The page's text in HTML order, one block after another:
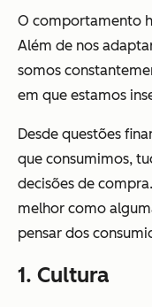
O comportamento
Além de nos
somos
em que estamos
Desde questões
que consumimos,
decisões de
melhor como
pensar dos
1. Cultura